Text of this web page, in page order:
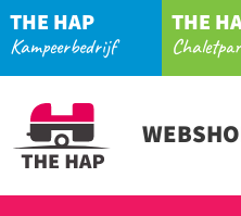
THE HAP
Kampeerbedrijf
THE